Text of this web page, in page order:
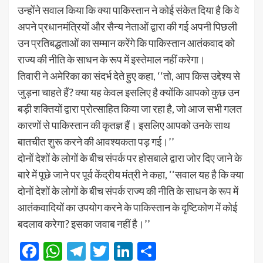
उन्होंने सवाल किया कि क्या पाकिस्तान ने कोई संकेत दिया है कि वे
अपने प्रधानमंत्रियों और सैन्य नेताओं द्वारा की गई अपनी पिछली
उन प्रतिबद्धताओं का सम्मान करेंगे कि पाकिस्तान आतंकवाद को
राज्य की नीति के साधन के रूप में इस्तेमाल नहीं करेगा।
तिवारी ने अमेरिका का संदर्भ देते हुए कहा, ‘‘तो, आप किस उद्देश्य से
जुड़ना चाहते हैं? क्या यह केवल इसलिए है क्योंकि आपको कुछ उन
बड़ी शक्तियों द्वारा प्रोत्साहित किया जा रहा है, जो आज सभी गलत
कारणों से पाकिस्तान की कृतज्ञ हैं। इसलिए आपको उनके साथ
बातचीत शुरू करने की आवश्यकता पड़ गई।’’
दोनों देशों के लोगों के बीच संपर्क पर होसबाले द्वारा जोर दिए जाने के
बारे में पूछे जाने पर पूर्व केंद्रीय मंत्री ने कहा, ‘‘सवाल यह है कि क्या
दोनों देशों के लोगों के बीच संपर्क राज्य की नीति के साधन के रूप में
आतंकवादियों का उपयोग करने के पाकिस्तान के दृष्टिकोण में कोई
बदलाव करेगा? इसका जवाब नहीं है।’’
Facebook
WhatsApp
Telegram
TwitterLinkedIn